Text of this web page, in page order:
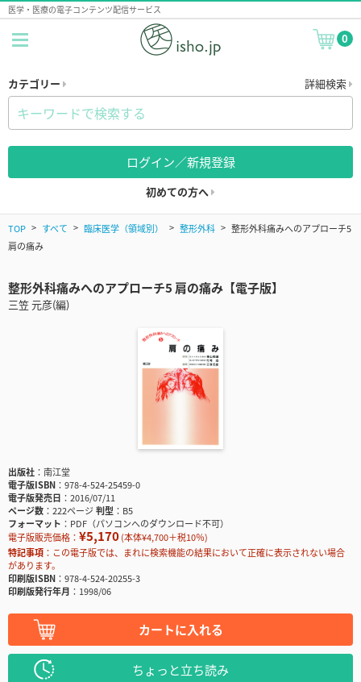
医学・医療の電子コンテンツ配信サービス
0
カテゴリー 詳細検索
ログイン／新規登録
初めての方へ
TOP すべて 臨床医学（領域別） 整形外科
整形外科痛みへのアプローチ5
肩の痛み
整形外科痛みへのアプローチ5 肩の痛み【電子版】
三笠 元彦(編)
出版社
南江堂
電子版ISBN
978-4-524-25459-0
電子版発売日
2016/07/11
ページ数
222ページ判型
B5
フォーマット
PDF（パソコンへのダウンロード不可）
電子版販売価格： ¥5,170(本体¥4,700＋税10％)
特記事項
この電子版では、まれに検索機能の結果において正確に表示されない場合
があります。
印刷版ISBN
978-4-524-20255-3
印刷版発行年月
1998/06
カートに入れる
ちょっと立ち読み